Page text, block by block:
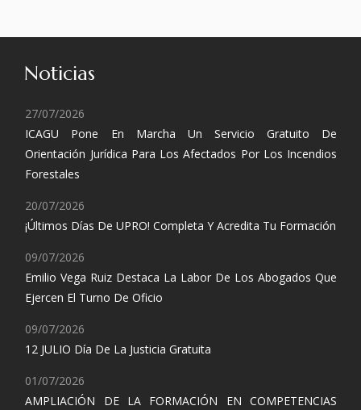
Noticias
27/07/2026
ICAGU Pone En Marcha Un Servicio Gratuito De
Orientación Jurídica Para Los Afectados Por Los Incendios
Forestales
20/07/2026
¡Últimos Días De UPRO! Completa Y Acredita Tu Formación
09/07/2026
Emilio Vega Ruiz Destaca La Labor De Los Abogados Que
Ejercen El Turno De Oficio
09/07/2026
12 JULIO Día De La Justicia Gratuita
01/07/2026
AMPLIACIÓN DE LA FORMACIÓN EN COMPETENCIAS